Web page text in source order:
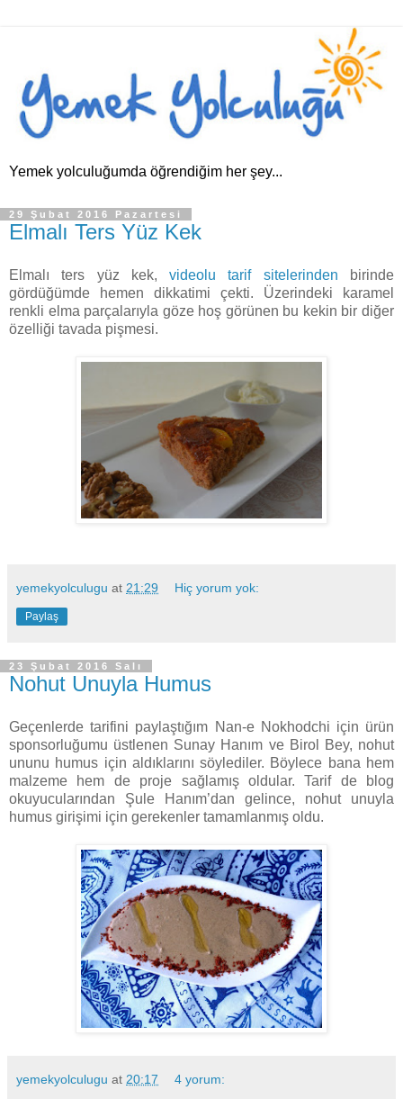
Yemek yolculuğumda öğrendiğim her şey...
29 Şubat 2016 Pazartesi
Elmalı Ters Yüz Kek
Elmalı ters yüz kek,videolu tarif sitelerinden
birinde
gördüğümde hemen dikkatimi çekti. Üzerindeki karamel
renkli elma parçalarıyla göze hoş görünen bu kekin bir diğer
özelliği tavada pişmesi.
yemekyolculugu at 21:29 Hiç yorum yok:
Paylaş
23 Şubat 2016 Salı
Nohut Unuyla Humus
Geçenlerde tarifini paylaştığım Nan-e Nokhodchi için ürün
sponsorluğumu üstlenen Sunay Hanım ve Birol Bey, nohut
ununu humus için aldıklarını söylediler. Böylece bana hem
malzeme hem de proje sağlamış oldular. Tarif de blog
okuyucularından Şule Hanım’dan gelince, nohut unuyla
humus girişimi için gerekenler tamamlanmış oldu.
yemekyolculugu at 20:17 4 yorum: